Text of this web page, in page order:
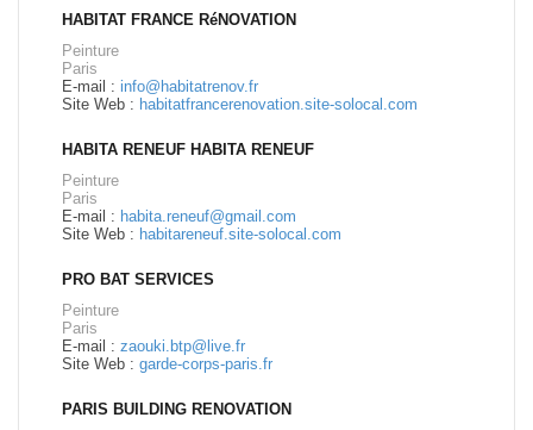
HABITAT FRANCE RéNOVATION
Peinture
Paris
E-mail : info@habitatrenov.fr
Site Web : habitatfrancerenovation.site-solocal.com
HABITA RENEUF HABITA RENEUF
Peinture
Paris
E-mail : habita.reneuf@gmail.com
Site Web : habitareneuf.site-solocal.com
PRO BAT SERVICES
Peinture
Paris
E-mail : zaouki.btp@live.fr
Site Web : garde-corps-paris.fr
PARIS BUILDING RENOVATION